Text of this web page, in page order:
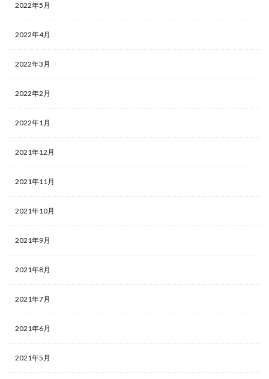
2022年5月
2022年4月
2022年3月
2022年2月
2022年1月
2021年12月
2021年11月
2021年10月
2021年9月
2021年8月
2021年7月
2021年6月
2021年5月